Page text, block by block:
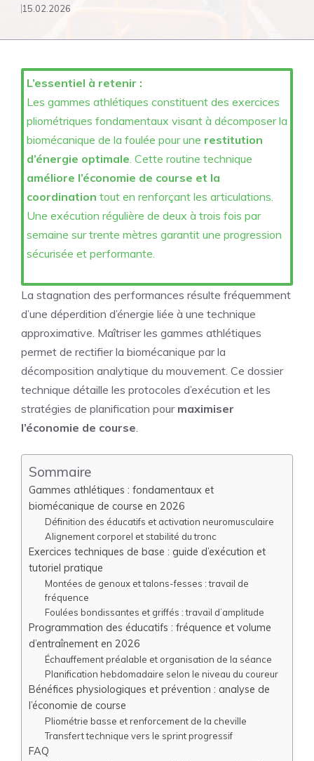
15.02.2026
L’essentiel à retenir :
Les gammes athlétiques constituent des exercices
pliométriques fondamentaux visant à décomposer la
biomécanique de la foulée pour une restitution
d’énergie optimale. Cette routine technique
améliore l’économie de course et la
coordination tout en renforçant les articulations.
Une exécution régulière de deux à trois fois par
semaine sur trente mètres garantit une progression
sécurisée et performante.
La stagnation des performances résulte fréquemment
d’une déperdition d’énergie liée à une technique
approximative. Maîtriser les gammes athlétiques
permet de rectifier la biomécanique par la
décomposition analytique du mouvement. Ce dossier
technique détaille les protocoles d’exécution et les
stratégies de planification pour maximiser
l’économie de course.
Sommaire
Gammes athlétiques : fondamentaux et
biomécanique de course en 2026
Définition des éducatifs et activation neuromusculaire
Alignement corporel et stabilité du tronc
Exercices techniques de base : guide d’exécution et
tutoriel pratique
Montées de genoux et talons-fesses : travail de
fréquence
Foulées bondissantes et griffés : travail d’amplitude
Programmation des éducatifs : fréquence et volume
d’entraînement en 2026
Échauffement préalable et organisation de la séance
Planification hebdomadaire selon le niveau du coureur
Bénéfices physiologiques et prévention : analyse de
l’économie de course
Pliométrie basse et renforcement de la cheville
Transfert technique vers le sprint progressif
FAQ